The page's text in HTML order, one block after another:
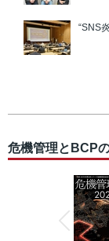
“SNS
危機管理とBCP